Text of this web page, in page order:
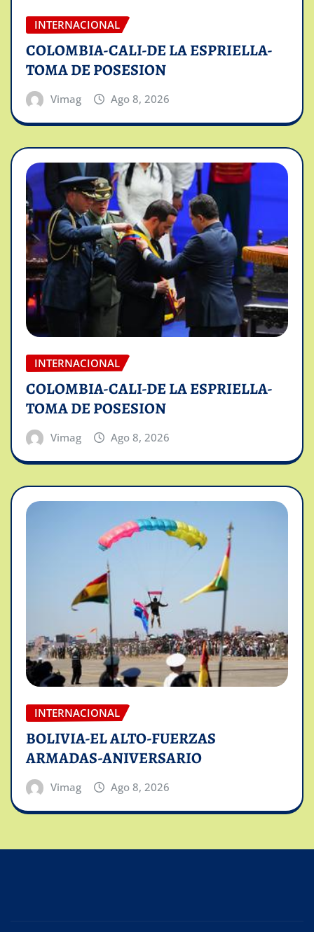
INTERNACIONAL
COLOMBIA-CALI-DE LA ESPRIELLA-
TOMA DE POSESION
Vimag Ago 8, 2026
INTERNACIONAL
COLOMBIA-CALI-DE LA ESPRIELLA-
TOMA DE POSESION
Vimag Ago 8, 2026
INTERNACIONAL
BOLIVIA-EL ALTO-FUERZAS
ARMADAS-ANIVERSARIO
Vimag Ago 8, 2026